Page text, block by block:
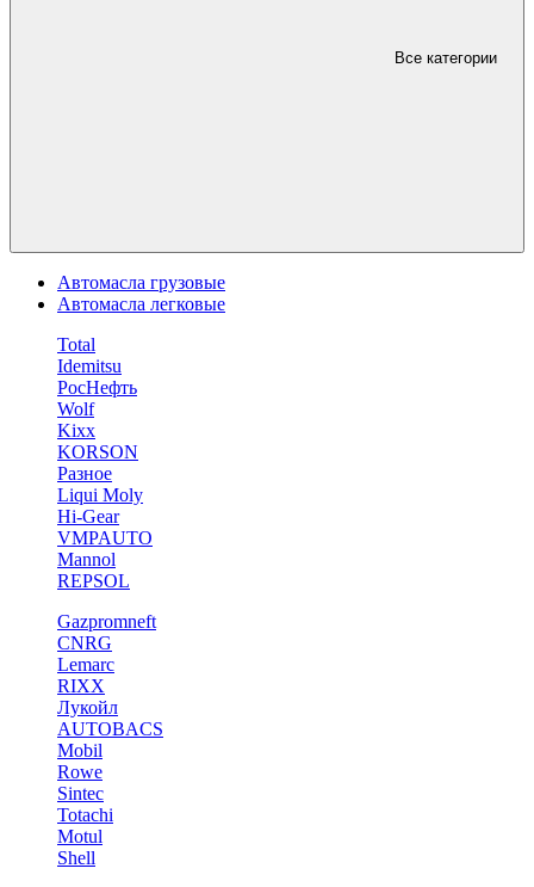
Все категории
Автомасла грузовые
Автомасла легковые
Total
Idemitsu
РосНефть
Wolf
Kixx
KORSON
Разное
Liqui Moly
Hi-Gear
VMPAUTO
Mannol
REPSOL
Gazpromneft
CNRG
Lemarc
RIXX
Лукойл
AUTOBACS
Mobil
Rowe
Sintec
Totachi
Motul
Shell